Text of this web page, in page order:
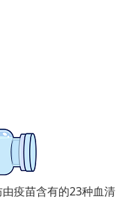
疫苗含有的23种血清